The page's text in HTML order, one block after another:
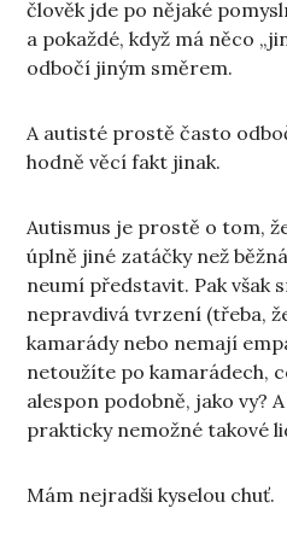
člověk jde po nějaké
a pokaždé, když má něco
odbočí jiným směrem.
A autisté prostě často
hodně věcí fakt jinak.
Autismus je prostě o tom,
úplně jiné zatáčky než
neumí představit. Pak však
nepravdivá tvrzení (třeba,
kamarády nebo nemají
netoužíte po kamarádech,
alespon podobně, jako vy?
prakticky nemožné takové
Mám nejradši kyselou chuť.